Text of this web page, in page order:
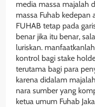
media massa majalah
massa Fuhab
FUHAB tetap pada
benar jika itu benar,
luriskan.
kontrol bagi stake
terutama bagi para
karena didalam
nara sumber yang
ketua umum Fuhab